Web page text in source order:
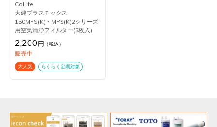
CoLife
大建プラスチックス
150MPS(K)・MPS(K)2シリーズ
用空気清浄フィルター(5枚入)
2,200円 （税込）
販売中
大人気 らくらく定期対象